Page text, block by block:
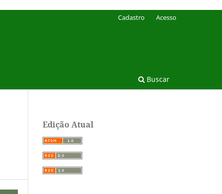
Buscar
Cadastro Acesso
Edição Atual